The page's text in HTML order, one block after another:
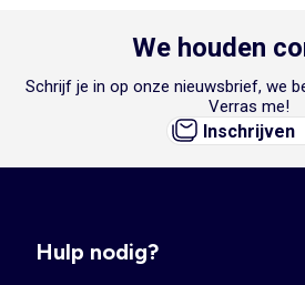
We houden
Schrijf je in op onze nieuwsbrief, we
Verras me!
Inschrijven
Hulp nodig?